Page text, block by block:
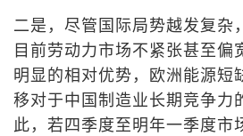
二是，尽管国际局势越发复杂
目前劳动力市场不紧张甚至偏
明显的相对优势，欧洲能源短
移对于中国制造业长期竞争力
此，若四季度至明年一季度市